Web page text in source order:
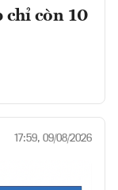
chỉ còn 10
17:59, 09/08/2026